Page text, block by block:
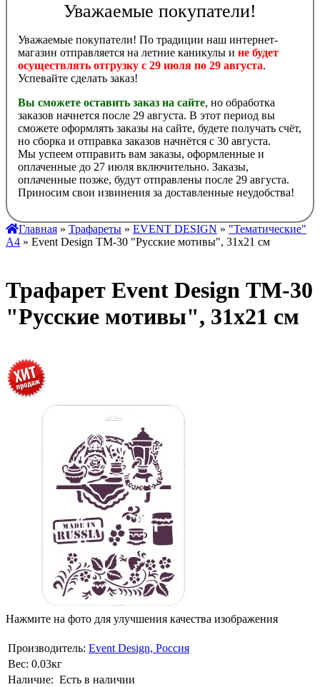
Уважаемые покупатели!
Уважаемые покупатели! По традиции наш интернет-
магазин отправляется на летние каникулы и не будет
осуществлять отгрузку с 29 июля по 29 августа.
Успевайте сделать заказ!
Вы сможете оставить заказ на сайте, но обработка
заказов начнется после 29 августа. В этот период вы
сможете оформлять заказы на сайте, будете получать счёт,
но сборка и отправка заказов начнётся с 30 августа.
Мы успеем отправить вам заказы, оформленные и
оплаченные до 27 июля включительно. Заказы,
оплаченные позже, будут отправлены после 29 августа.
Приносим свои извинения за доставленные неудобства!
Главная » Трафареты » EVENT DESIGN » "Тематические"
А4 » Event Design ТМ-30 "Русские мотивы", 31х21 см
Трафарет Event Design ТМ-30
"Русские мотивы", 31х21 см
Нажмите на фото для улучшения качества изображения
Производитель: Event Design, Россия
Вес: 0.03кг
Наличие: Есть в наличии